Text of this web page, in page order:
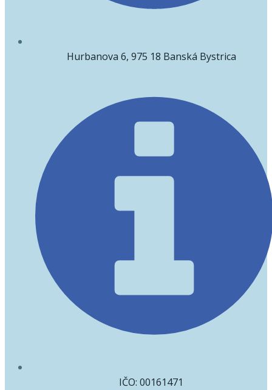
Hurbanova 6, 975 18 Banská Bystrica
IČO: 00161471